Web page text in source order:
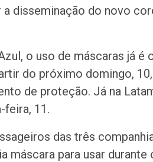
disseminação do novo
o uso de máscaras já é
do próximo domingo,
de proteção. Já na
feira, 11.
das três
máscara para usar durante